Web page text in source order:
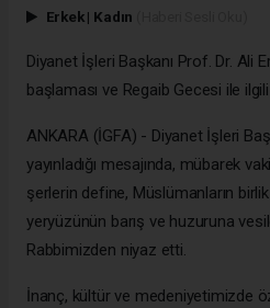
Erkek | Kadın
Diyanet İşleri Başkanı Prof. Dr. Ali
başlaması ve Regaib Gecesi ile
ANKARA (İGFA) - Diyanet İşleri
yayınladığı mesajında, mübarek
şerlerin define, Müslümanların
yeryüzünün barış ve huzuruna
Rabbimizden niyaz etti.
İnanç, kültür ve medeniyetimizde